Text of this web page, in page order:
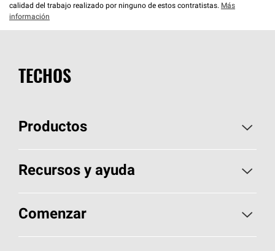
calidad del trabajo realizado por ninguno de estos contratistas. Más
información
TECHOS
Productos
Elija sus tejas
Encuentre un contratista
Recursos y ayuda
Aspectos básicos sobre techos
Herramientas de diseño y color
Comenzar